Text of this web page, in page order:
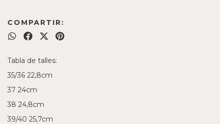
COMPARTIR:
Tabla de talles:
35/36 22,8cm
37 24cm
38 24,8cm
39/40 25,7cm